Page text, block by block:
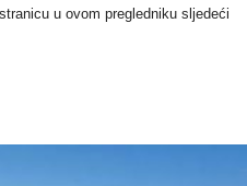
u ovom pregledniku sljedeći